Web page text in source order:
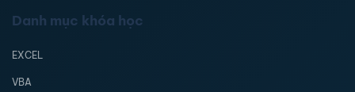
Danh mục khóa học
EXCEL
VBA